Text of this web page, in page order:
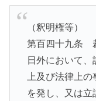
（釈明権等）
第百四十九条
日外において
上及び法律上の
を発し、又は立